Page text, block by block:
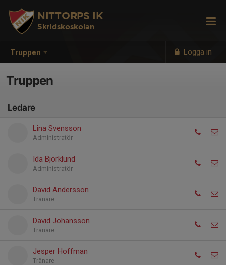
Truppen Logga in
NITTORPS IK
Skridskoskolan
Truppen
Ledare
Lina Svensson
Administratör
Ida Björklund
Administratör
David Andersson
Tränare
David Johansson
Tränare
Jesper Hoffman
Tränare